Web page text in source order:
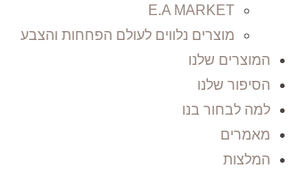
E.A MARKET
מוצרים נלווים לעולם הפחחות והצבע
המוצרים שלנו
הסיפור שלנו
למה לבחור בנו
מאמרים
המלצות